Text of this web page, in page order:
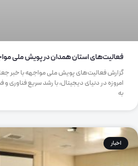
فعالیت‌های استان همدان در پویش ملی
گزارش فعالیت‌های پویش ملی مواجهه با خبر
امروزه در دنیای دیجیتال، با رشد سریع فناوری
به
اخبار